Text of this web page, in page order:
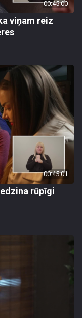
00:45:00
viņam reiz
00:45:01
rūpīgi